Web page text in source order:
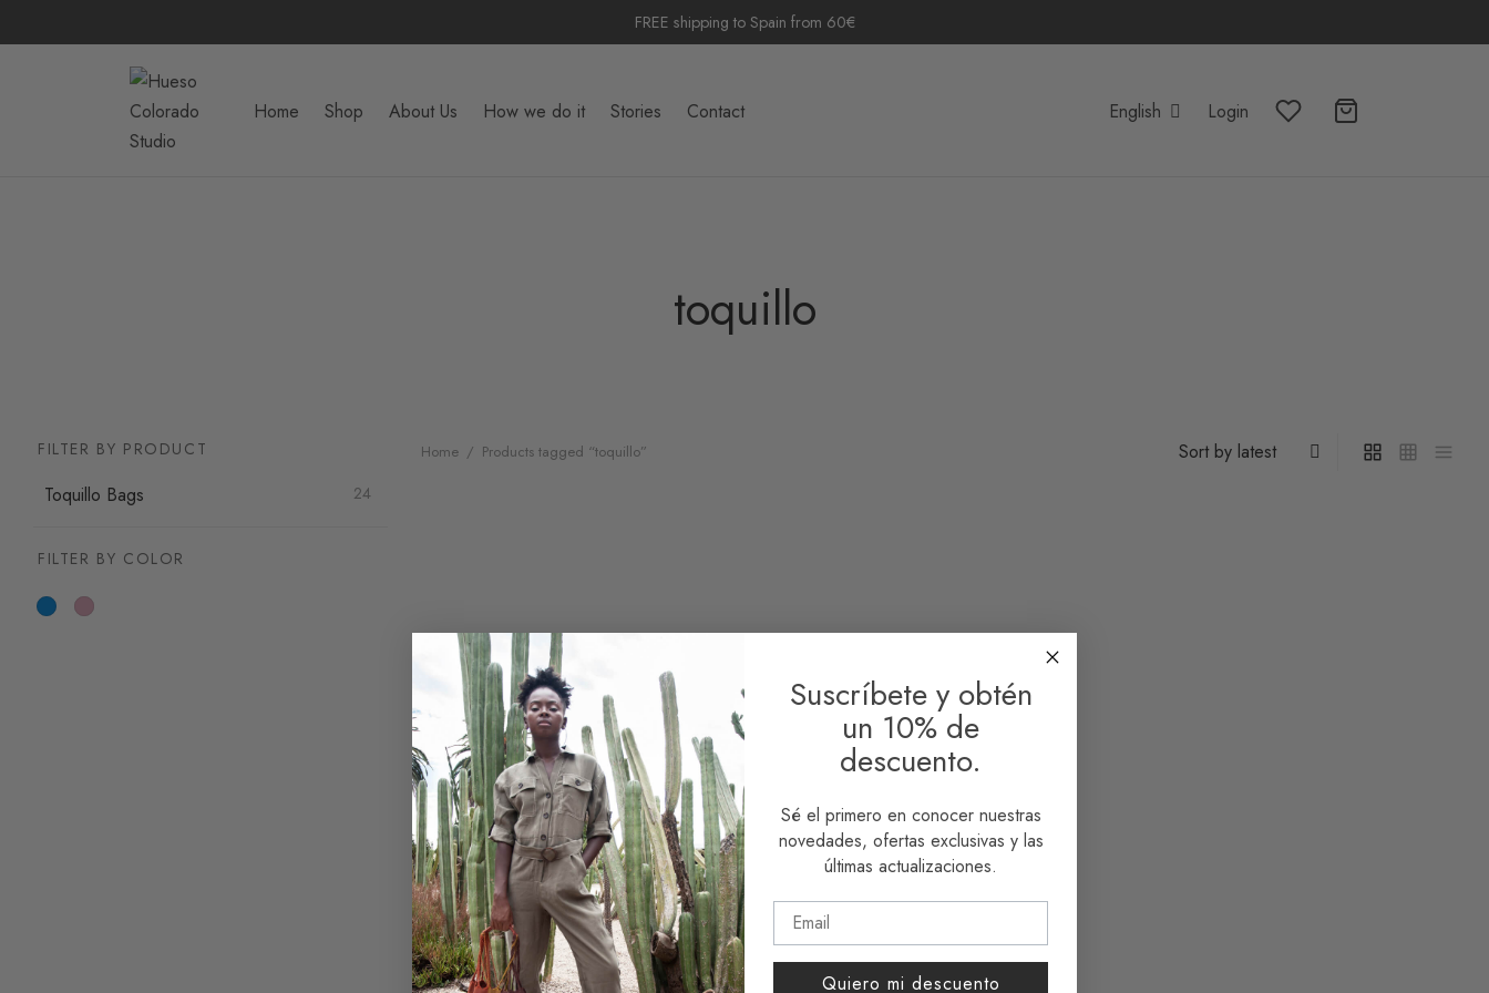
FREE shipping to Spain from 60€
Home Shop About Us How we do it Stories Contact English Login
toquillo
FILTER BY PRODUCT
Toquillo Bags 24
FILTER BY COLOR
Home / Products tagged “toquillo”
66,50€ 2 reseñas
Add to basket
Add to basket
Sustainable Bag Nora
64,00€
Read more
Sustainable Bag Onix
64,00€
Add to basket
Sustainable Mini Bag
Rosario
Suscríbete y obtén
un 10% de
descuento.
Sé el primero en conocer nuestras
novedades, ofertas exclusivas y las
últimas actualizaciones.
Quiero mi descuento